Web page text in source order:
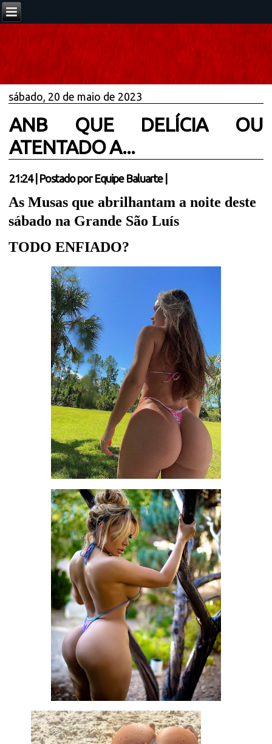
sábado, 20 de maio de 2023
ANB QUE DELÍCIA OU
ATENTADO A...
21:24| Postado por Equipe Baluarte
As Musas que abrilhantam a noite deste
sábado na Grande São Luís
TODO ENFIADO?